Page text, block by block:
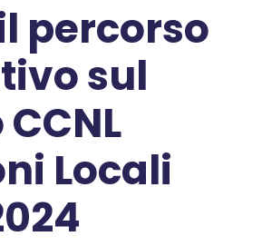
percorso
sul
Locali